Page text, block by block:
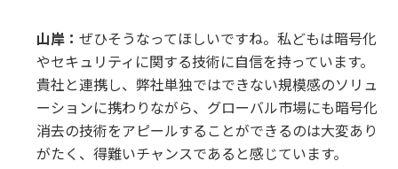
山岸： ぜひそうなってほしいですね。私どもは暗号化
やセキュリティに関する技術に自信を持っています。
貴社と連携し、弊社単独ではできない規模感のソリュ
ーションに携わりながら、グローバル市場にも暗号化
消去の技術をアピールすることができるのは大変あり
がたく、得難いチャンスであると感じています。